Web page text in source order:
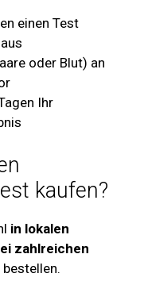
einen Test
oder Blut) an
Ihr
kaufen?
in lokalen
zahlreichen